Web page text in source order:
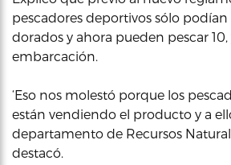
pescadores deportivos sólo
dorados y ahora pueden pescar
embarcación.
‘Eso nos molestó porque los
están vendiendo el producto y a
departamento de Recursos
destacó.